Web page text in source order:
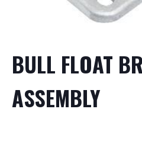
BULL FLOAT
ASSEMBLY